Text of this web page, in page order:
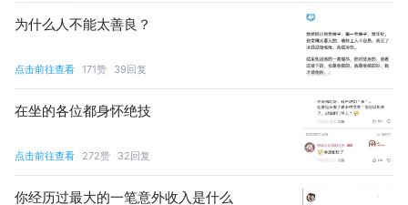
为什么人不能太善良？
点击前往查看 171赞 39回复
在坐的各位都身怀绝技
点击前往查看 272赞 32回复
你经历过最大的一笔意外收入是什么